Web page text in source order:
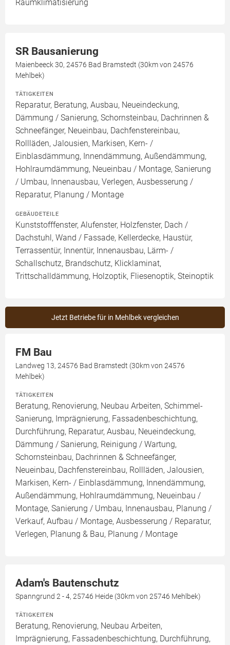
Raumklimatisierung
SR Bausanierung
Maienbeeck 30, 24576 Bad Bramstedt (30km von 24576
Mehlbek)
TÄTIGKEITEN
Reparatur, Beratung, Ausbau, Neueindeckung,
Dämmung / Sanierung, Schornsteinbau, Dachrinnen &
Schneefänger, Neueinbau, Dachfenstereinbau,
Rollläden, Jalousien, Markisen, Kern- /
Einblasdämmung, Innendämmung, Außendämmung,
Hohlraumdämmung, Neueinbau / Montage, Sanierung
/ Umbau, Innenausbau, Verlegen, Ausbesserung /
Reparatur, Planung / Montage
GEBÄUDETEILE
Kunststofffenster, Alufenster, Holzfenster, Dach /
Dachstuhl, Wand / Fassade, Kellerdecke, Haustür,
Terrassentür, Innentür, Innenausbau, Lärm- /
Schallschutz, Brandschutz, Klicklaminat,
Trittschalldämmung, Holzoptik, Fliesenoptik, Steinoptik
Jetzt Betriebe für in Mehlbek vergleichen
FM Bau
Landweg 13, 24576 Bad Bramstedt (30km von 24576
Mehlbek)
TÄTIGKEITEN
Beratung, Renovierung, Neubau Arbeiten, Schimmel-
Sanierung, Imprägnierung, Fassadenbeschichtung,
Durchführung, Reparatur, Ausbau, Neueindeckung,
Dämmung / Sanierung, Reinigung / Wartung,
Schornsteinbau, Dachrinnen & Schneefänger,
Neueinbau, Dachfenstereinbau, Rollläden, Jalousien,
Markisen, Kern- / Einblasdämmung, Innendämmung,
Außendämmung, Hohlraumdämmung, Neueinbau /
Montage, Sanierung / Umbau, Innenausbau, Planung /
Verkauf, Aufbau / Montage, Ausbesserung / Reparatur,
Verlegen, Planung & Bau, Planung / Montage
Adam's Bautenschutz
Spanngrund 2 - 4, 25746 Heide (30km von 25746 Mehlbek)
TÄTIGKEITEN
Beratung, Renovierung, Neubau Arbeiten,
Imprägnierung, Fassadenbeschichtung, Durchführung,